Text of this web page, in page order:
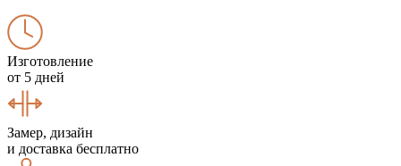
Изготовление
от 5 дней
Замер, дизайн
и доставка бесплатно